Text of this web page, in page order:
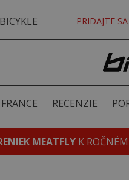
PRIDAJTE
RECENZIE
MEATFLY K